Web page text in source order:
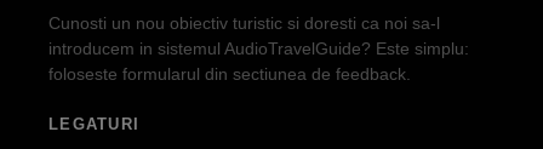
Cunosti un nou obiectiv turistic si doresti ca noi sa-l
introducem in sistemul AudioTravelGuide? Este simplu:
foloseste formularul din sectiunea de feedback.
LEGATURI